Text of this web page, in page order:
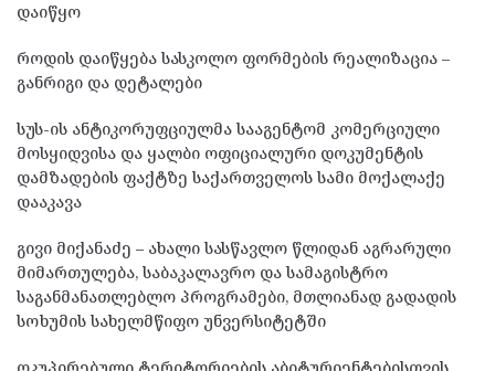
დაიწყო
როდის დაიწყება სასკოლო ფორმების რეალიზაცია –
განრიგი და დეტალები
სუს-ის ანტიკორუფციულმა სააგენტომ კომერციული
მოსყიდვისა და ყალბი ოფიციალური დოკუმენტის
დამზადების ფაქტზე საქართველოს სამი მოქალაქე
დააკავა
გივი მიქანაძე – ახალი სასწავლო წლიდან აგრარული
მიმართულება, საბაკალავრო და სამაგისტრო
საგანმანათლებლო პროგრამები, მთლიანად გადადის
სოხუმის სახელმწიფო უნვერსიტეტში